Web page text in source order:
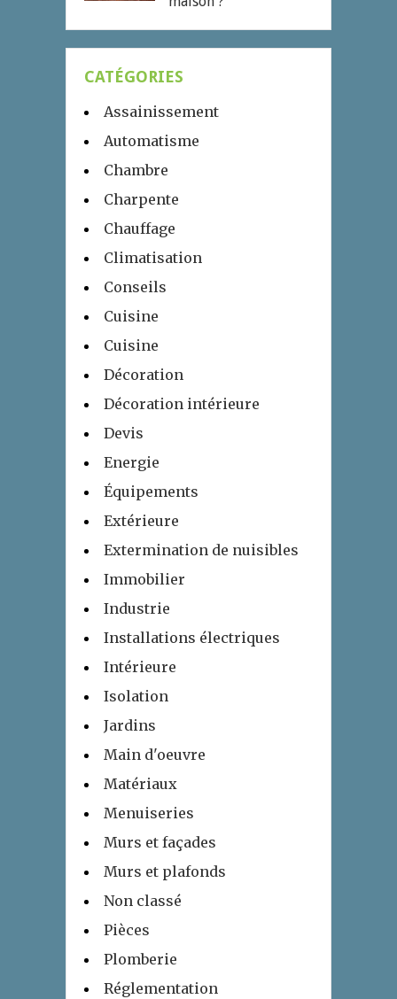
CATÉGORIES
Assainissement
Automatisme
Chambre
Charpente
Chauffage
Climatisation
Conseils
Cuisine
Cuisine
Décoration
Décoration intérieure
Devis
Energie
Équipements
Extérieure
Extermination de nuisibles
Immobilier
Industrie
Installations électriques
Intérieure
Isolation
Jardins
Main d'oeuvre
Matériaux
Menuiseries
Murs et façades
Murs et plafonds
Non classé
Pièces
Plomberie
Réglementation